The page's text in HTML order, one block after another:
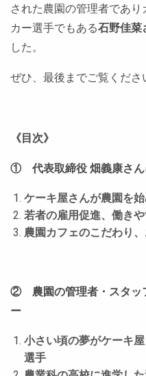
された農園の管理者であ
カー選手でもある石野佳菜
した。
ぜひ、最後までご覧くださ
《目次》
① 代表取締役 畑義康さん
ケーキ屋さんが農園を
若者の雇用促進、働き
農園カフェのこだわり
② 農園の管理者・スタッ
ー
小さい頃の夢がケーキ
選手